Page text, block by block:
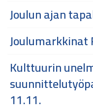
Joulun ajan
Joulumarkkinat
Kulttuurin
11.11.